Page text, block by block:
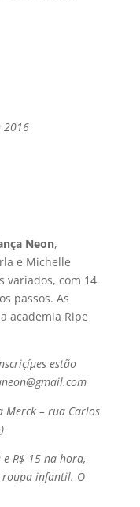
2016
Neon,
e Michelle
variados, com 14
passos. As
academia Ripe
estão
Merck – rua Carlos
R$ 15 na hora,
roupa infantil. O